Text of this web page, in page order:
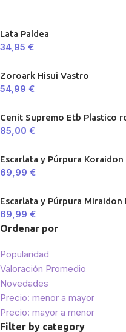
Lata Paldea
34,95 €
Zoroark Hisui Vastro
54,99 €
Cenit Supremo Etb Plastico
85,00 €
Escarlata y Púrpura Koraidon
69,99 €
Escarlata y Púrpura Miraidon
69,99 €
Ordenar por
Popularidad
Valoración Promedio
Novedades
Precio: menor a mayor
Precio: mayor a menor
Filter by category